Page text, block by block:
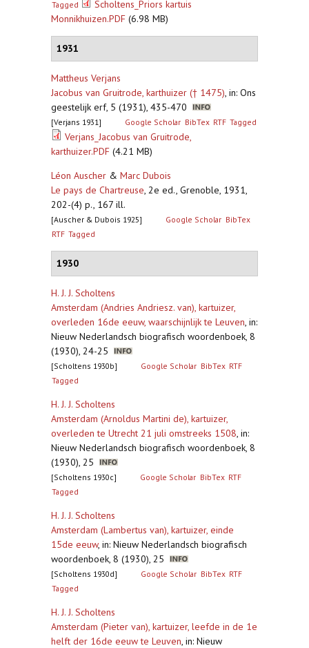
Tagged
Scholtens_Priors kartuis
Monnikhuizen.PDF (6.98 MB)
1931
Mattheus Verjans
Jacobus van Gruitrode, karthuizer († 1475), in: Ons
geestelijk erf, 5 (1931), 435-470
[Verjans 1931] Google Scholar BibTex RTF Tagged
Verjans_Jacobus van Gruitrode,
karthuizer.PDF (4.21 MB)
Léon Auscher & Marc Dubois
Le pays de Chartreuse, 2e ed., Grenoble, 1931,
202-(4) p., 167 ill.
[Auscher & Dubois 1925] Google Scholar BibTex
RTF Tagged
1930
H. J. J. Scholtens
Amsterdam (Andries Andriesz. van), kartuizer,
overleden 16de eeuw, waarschijnlijk te Leuven, in:
Nieuw Nederlandsch biografisch woordenboek, 8
(1930), 24-25
[Scholtens 1930b] Google Scholar BibTex RTF
Tagged
H. J. J. Scholtens
Amsterdam (Arnoldus Martini de), kartuizer,
overleden te Utrecht 21 juli omstreeks 1508, in:
Nieuw Nederlandsch biografisch woordenboek, 8
(1930), 25
[Scholtens 1930c] Google Scholar BibTex RTF
Tagged
H. J. J. Scholtens
Amsterdam (Lambertus van), kartuizer, einde
15de eeuw, in: Nieuw Nederlandsch biografisch
woordenboek, 8 (1930), 25
[Scholtens 1930d] Google Scholar BibTex RTF
Tagged
H. J. J. Scholtens
Amsterdam (Pieter van), kartuizer, leefde in de 1e
helft der 16de eeuw te Leuven, in: Nieuw